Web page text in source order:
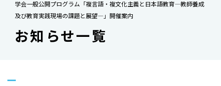
お知らせ一覧
学会一般公開プログラム「複言語・複文化主義と日本語教育―教師養成
及び教育実践現場の課題と展望―」開催案内